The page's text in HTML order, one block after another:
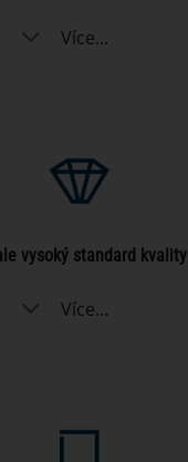
Více...
vysoký standard kvality
Více...